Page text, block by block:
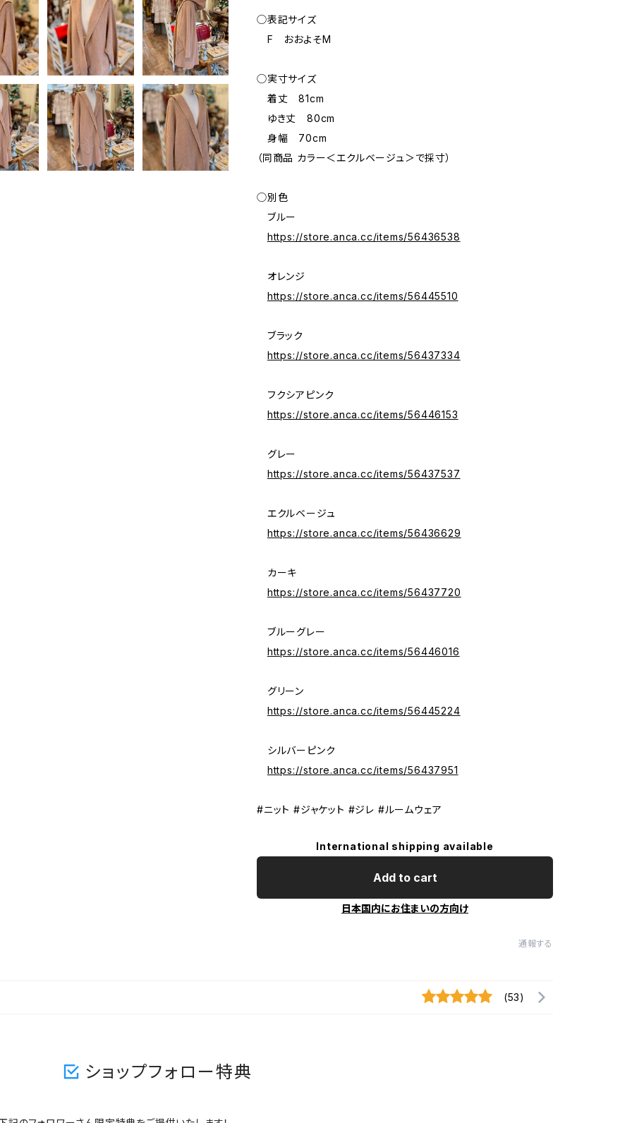
◯表記サイズ
F おおよそM
◯実寸サイズ
着丈 81cm
ゆき丈 80cm
身幅 70cm
（同商品 カラー＜エクルベージュ＞で採寸）
◯別色
ブルー
https://store.anca.cc/items/56436538
オレンジ
https://store.anca.cc/items/56445510
ブラック
https://store.anca.cc/items/56437334
フクシアピンク
https://store.anca.cc/items/56446153
グレー
https://store.anca.cc/items/56437537
エクルベージュ
https://store.anca.cc/items/56436629
カーキ
https://store.anca.cc/items/56437720
ブルーグレー
https://store.anca.cc/items/56446016
グリーン
https://store.anca.cc/items/56445224
シルバーピンク
https://store.anca.cc/items/56437951
#ニット #ジャケット #ジレ #ルームウェア
International shipping available
Add to cart
日本国内にお住まいの方向け
通報する
(53)
ショップフォロー特典